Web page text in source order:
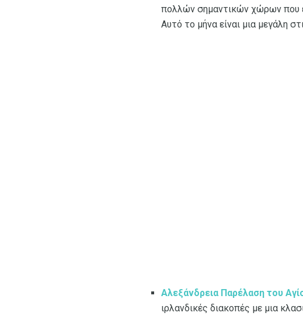
πολλών σημαντικών χώρων που
Αυτό το μήνα είναι μια μεγάλη
Αλεξάνδρεια Παρέλαση του
ιρλανδικές διακοπές με μια